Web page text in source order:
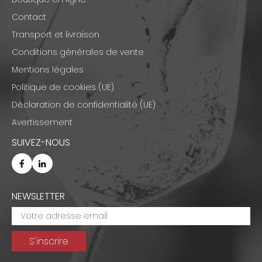
Contact
Transport et livraison
Conditions générales de vente
Mentions légales
Politique de cookies (UE)
Déclaration de confidentialité (UE)
Avertissement
SUIVEZ-NOUS
NEWSLETTER